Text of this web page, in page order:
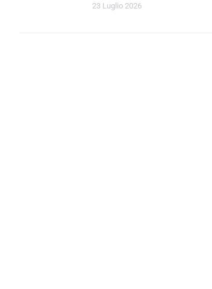
23 Luglio 2026